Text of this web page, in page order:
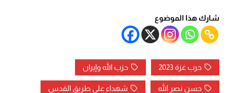
شارك هذا الموضوع
حرب غزة 2023 حزب الله وإيران
حسن نصر الله شهداء على طريق القدس